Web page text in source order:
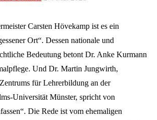
Carsten Hövekamp ist es ein
Ort“. Dessen nationale und
Bedeutung betont Dr. Anke Kurmann
Und Dr. Martin Jungwirth,
für Lehrerbildung an der
Universität Münster, spricht von
Die Rede ist vom ehemaligen